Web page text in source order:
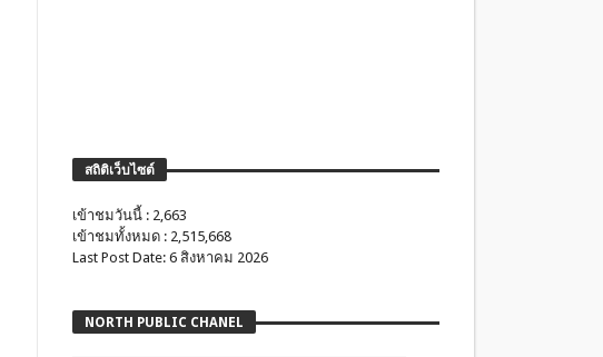
สถิติเว็บไซต์
เข้าชมวันนี้ : 2,663
เข้าชมทั้งหมด : 2,515,668
Last Post Date: 6 สิงหาคม 2026
NORTH PUBLIC CHANEL